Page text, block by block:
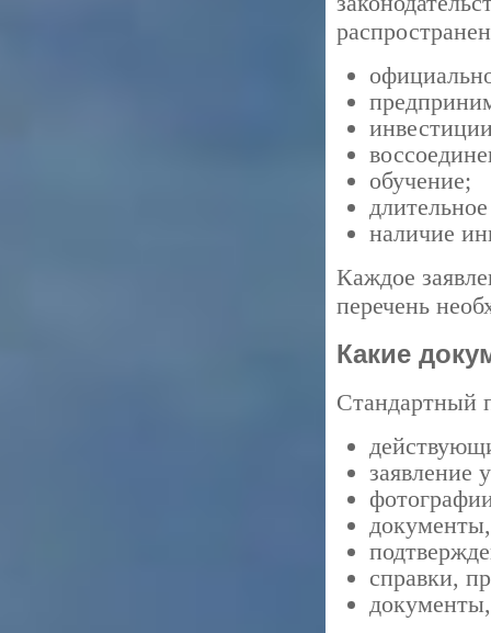
обучение;
наличие
Каждое
перечень
Какие
Стандартный
заявление
справки,